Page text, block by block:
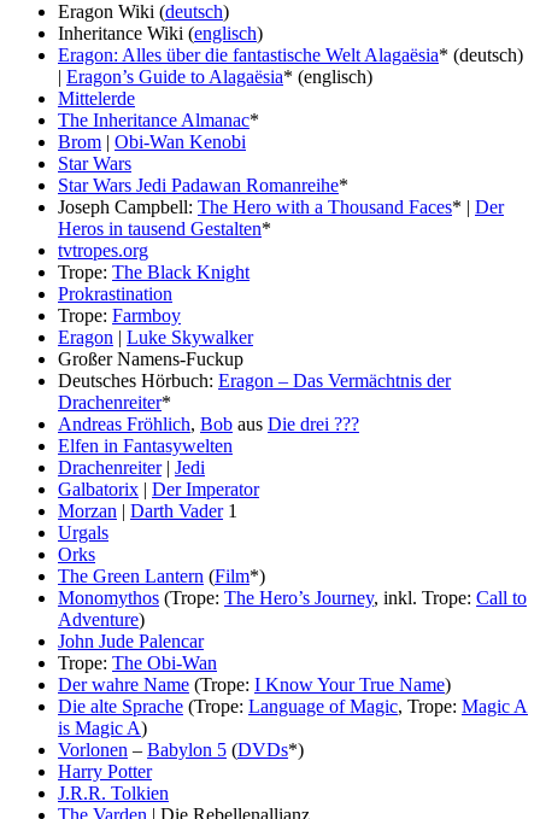
Eragon Wiki (deutsch)
Inheritance Wiki (englisch)
Eragon: Alles über die fantastische Welt Alagaësia* (deutsch)
| Eragon’s Guide to Alagaësia* (englisch)
Mittelerde
The Inheritance Almanac*
Brom | Obi-Wan Kenobi
Star Wars
Star Wars Jedi Padawan Romanreihe*
Joseph Campbell: The Hero with a Thousand Faces* | Der
Heros in tausend Gestalten*
tvtropes.org
Trope: The Black Knight
Prokrastination
Trope: Farmboy
Eragon | Luke Skywalker
Großer Namens-Fuckup
Deutsches Hörbuch: Eragon – Das Vermächtnis der
Drachenreiter*
Andreas Fröhlich, Bob aus Die drei ???
Elfen in Fantasywelten
Drachenreiter| Jedi
Galbatorix | Der Imperator
Morzan | Darth Vader1
Urgals
Orks
The Green Lantern (Film*)
Monomythos (Trope: The Hero’s Journey, inkl. Trope: Call to
Adventure)
John Jude Palencar
Trope: The Obi-Wan
Der wahre Name (Trope: I Know Your True Name)
Die alte Sprache (Trope: Language of Magic, Trope: Magic A
is Magic A)
Vorlonen – Babylon 5 (DVDs*)
Harry Potter
J.R.R. Tolkien